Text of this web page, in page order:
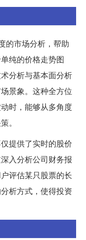
的市场分析，帮助
纯的价格走势图
分析与基本面分析
景象。这种全方位
时，能够从多角度
。
提供了实时的股价
入分析公司财务报
评估某只股票的长
析方式，使得投资